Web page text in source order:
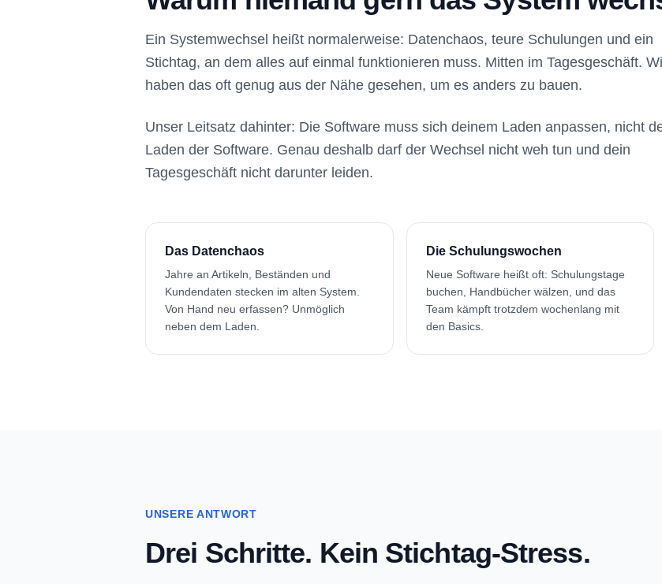
Ein Systemwechsel heißt normalerweise: Datenchaos, teure Schulungen und ein
Stichtag, an dem alles auf einmal funktionieren muss. Mitten im Tagesgeschäft.
haben das oft genug aus der Nähe gesehen, um es anders zu bauen.
Unser Leitsatz dahinter: Die Software muss sich deinem Laden anpassen, nicht
Laden der Software. Genau deshalb darf der Wechsel nicht weh tun und dein
Tagesgeschäft nicht darunter leiden.
Das Datenchaos
Jahre an Artikeln, Beständen und
Kundendaten stecken im alten System.
Von Hand neu erfassen? Unmöglich
neben dem Laden.
Die Schulungswochen
Neue Software heißt oft: Schulungstage
buchen, Handbücher wälzen, und das
Team kämpft trotzdem wochenlang mit
den Basics.
UNSERE ANTWORT
Drei Schritte. Kein Stichtag-Stress.